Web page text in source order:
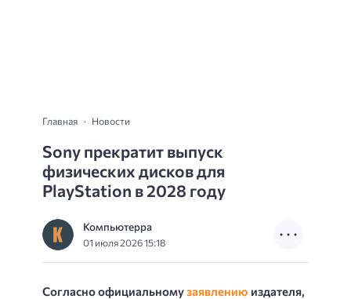
Главная Новости
Sony прекратит выпуск
физических дисков для
PlayStation в 2028 году
Компьютерра
01 июля 2026 15:18
Согласно официальномузаявлению издателя,